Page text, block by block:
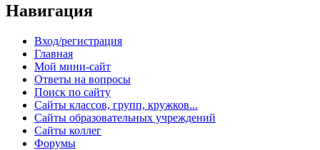
Навигация
Вход/регистрация
Главная
Мой мини-сайт
Ответы на вопросы
Поиск по сайту
Сайты классов, групп, кружков...
Сайты образовательных учреждений
Сайты коллег
Форумы